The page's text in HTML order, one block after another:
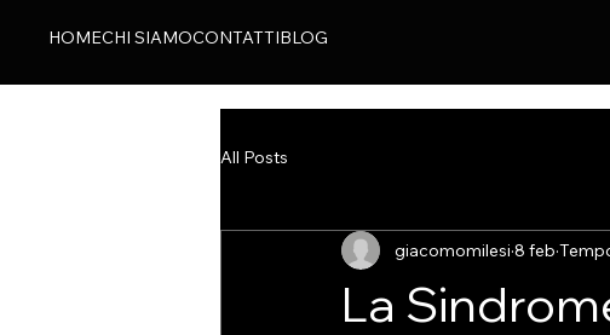
HOMECHI SIAMOCONTATTIBLOG
All Posts
La
giacomomilesi 8 feb